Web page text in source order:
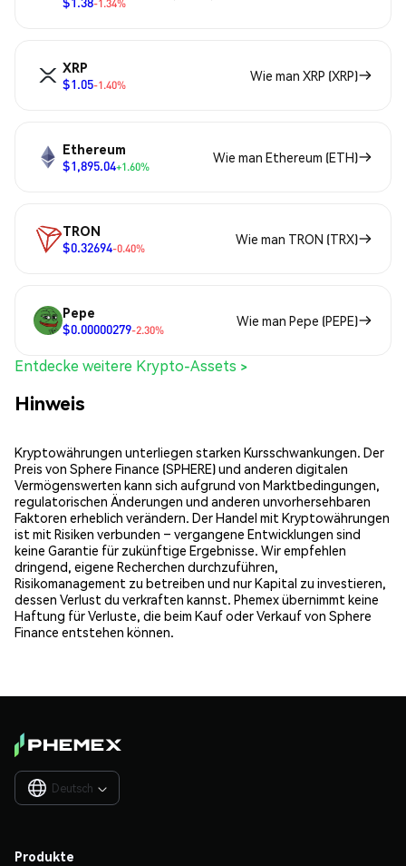
-1.34%
XRP
$1.05-1.40%
Wie man XRP (XRP)
Ethereum
$1,895.04+1.60%
Wie man Ethereum (ETH)
TRON
$0.32694-0.40%
Wie man TRON (TRX)
Pepe
$0.00000279-2.30%
Wie man Pepe (PEPE)
Entdecke weitere Krypto-Assets >
Hinweis
Kryptowährungen unterliegen starken Kursschwankungen. Der
Preis von Sphere Finance (SPHERE) und anderen digitalen
Vermögenswerten kann sich aufgrund von Marktbedingungen,
regulatorischen Änderungen und anderen unvorhersehbaren
Faktoren erheblich verändern. Der Handel mit Kryptowährungen
ist mit Risiken verbunden – vergangene Entwicklungen sind
keine Garantie für zukünftige Ergebnisse. Wir empfehlen
dringend, eigene Recherchen durchzuführen,
Risikomanagement zu betreiben und nur Kapital zu investieren,
dessen Verlust du verkraften kannst. Phemex übernimmt keine
Haftung für Verluste, die beim Kauf oder Verkauf von Sphere
Finance entstehen können.
Deutsch 
Produkte